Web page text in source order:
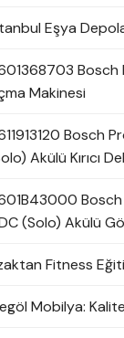
Eşya
Bosch
Makinesi
Bosch
Akülü Kırıcı
Bosch
(Solo) Akülü
Fitness
Mobilya: